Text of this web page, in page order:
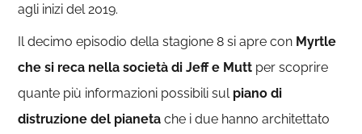
agli inizi del 2019.
Il decimo episodio della stagione 8 si apre con Myrtle
che si reca nella società di Jeff e Mutt per scoprire
quante più informazioni possibili sulpiano di
distruzione del pianeta che i due hanno architettato